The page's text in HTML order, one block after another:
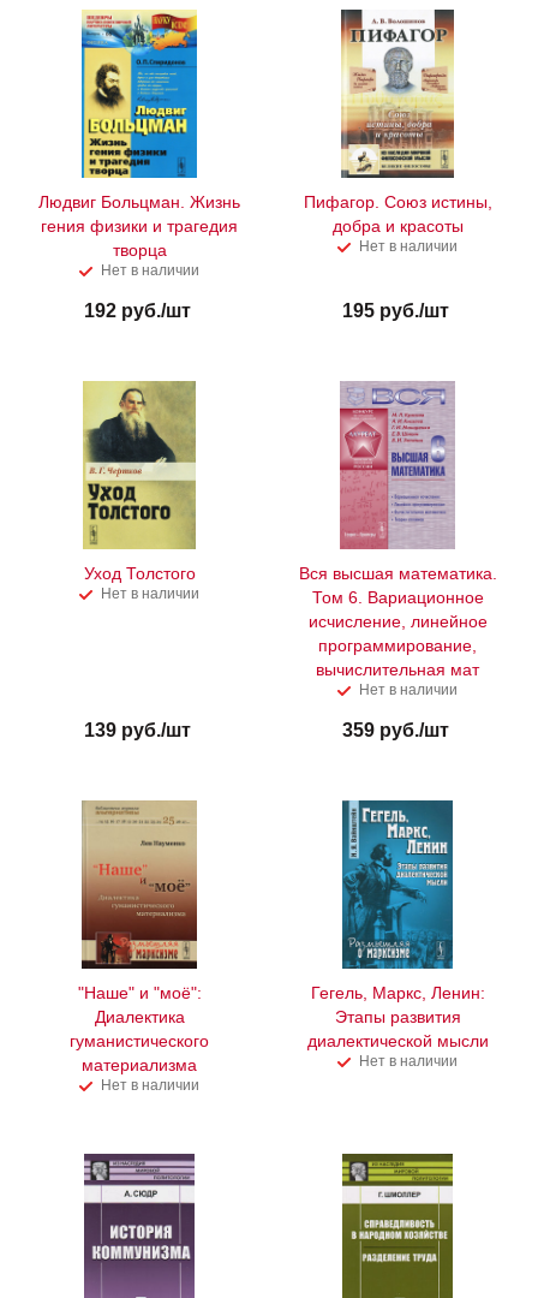
Людвиг Больцман. Жизнь
гения физики и трагедия
творца
Нет в наличии
192руб./шт
Пифагор. Союз истины,
добра и красоты
Нет в наличии
195руб./шт
Уход Толстого
Нет в наличии
139руб./шт
Вся высшая математика.
Том 6. Вариационное
исчисление, линейное
программирование,
вычислительная мат
Нет в наличии
359руб./шт
"Наше" и "моё":
Диалектика
гуманистического
материализма
Нет в наличии
Гегель, Маркс, Ленин:
Этапы развития
диалектической мысли
Нет в наличии